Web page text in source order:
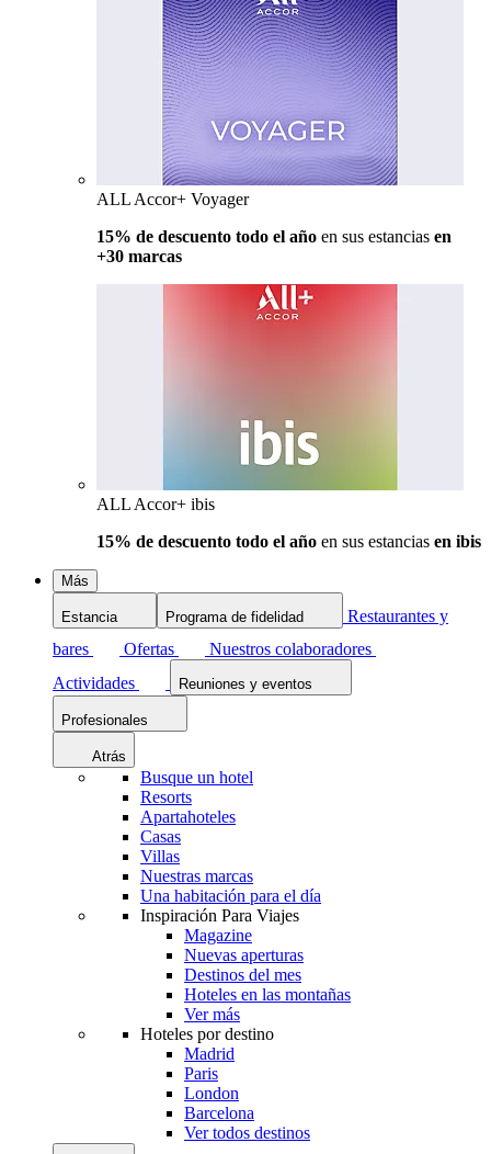
ALL Accor+ Voyager
15% de descuento todo el año en sus estancias en
+30 marcas
ALL Accor+ ibis
15% de descuento todo el año en sus estancias en ibis
Más
Estancia Programa de fidelidad
Restaurantes y
bares
Ofertas
Nuestros colaboradores
Actividades
Reuniones y eventos
Profesionales
Atrás
Busque un hotel
Resorts
Apartahoteles
Casas
Villas
Nuestras marcas
Una habitación para el día
Inspiración Para Viajes
Magazine
Nuevas aperturas
Destinos del mes
Hoteles en las montañas
Ver más
Hoteles por destino
Madrid
Paris
London
Barcelona
Ver todos destinos